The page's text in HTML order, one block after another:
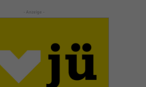
- Anzeige -